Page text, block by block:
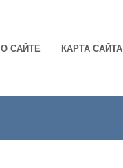
О САЙТЕ КАРТА САЙТА